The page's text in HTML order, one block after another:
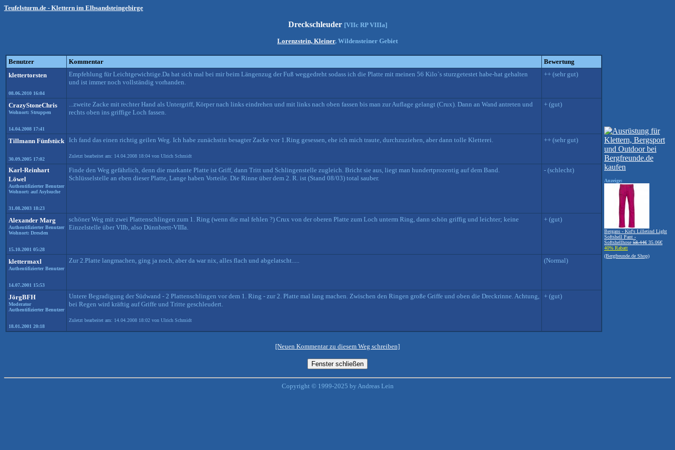
Teufelsturm.de - Klettern im Elbsandsteingebirge
Dreckschleuder [VIIc RP VIIIa]
Lorenzstein, Kleiner, Wildensteiner Gebiet
Benutzer Kommentar
Bewertung
klettertorsten
08.06.2010 16:04
Empfehlung für Leichtgewichtige.Da hat sich mal bei mir beim Längenzug der Fuß weggedreht sodass ich die Platte mit meinen 56 Kilo`s sturzgetestet habe-hat gehalten
und ist immer noch vollständig vorhanden.
++ (sehr gut)
CrazyStoneChris
Wohnort: Struppen
14.04.2008 17:41
...zweite Zacke mit rechter Hand als Untergriff, Körper nach links eindrehen und mit links nach oben fassen bis man zur Auflage gelangt (Crux). Dann an Wand antreten und
rechts oben ins griffige Loch fassen.
+ (gut)
Tillmann Fünfstück
30.09.2005 17:02
Ich fand das einen richtig geilen Weg. Ich habe zunächstin besagter Zacke vor 1.Ring gesessen, ehe ich mich traute, durchzuziehen, aber dann tolle Kletterei.
Zuletzt bearbeitet am: 14.04.2008 18:04 von Ulrich Schmidt
++ (sehr gut)
Karl-Reinhart
Löwel
Authentifizierter Benutzer
Wohnort: auf Asylsuche
31.08.2003 18:23
Finde den Weg gefährlich, denn die markante Platte ist Griff, dann Tritt und Schlingenstelle zugleich. Bricht sie aus, liegt man hundertprozentig auf dem Band.
Schlüsselstelle an eben dieser Platte, Lange haben Vorteile. Die Rinne über dem 2. R. ist (Stand 08/03) total sauber.
- (schlecht)
Alexander Marg
Authentifizierter Benutzer
Wohnort: Dresden
15.10.2001 05:28
schöner Weg mit zwei Plattenschlingen zum 1. Ring (wenn die mal fehlen ?) Crux von der oberen Platte zum Loch unterm Ring, dann schön griffig und leichter; keine
Einzelstelle über VIIb, also Dünnbrett-VIIIa.
+ (gut)
klettermaxl
Authentifizierter Benutzer
14.07.2001 15:53
Zur 2.Platte langmachen, ging ja noch, aber da war nix, alles flach und abgelatscht..... (Normal)
JörgBFH
Moderator
Authentifizierter Benutzer
18.01.2001 20:18
Untere Begradigung der Südwand - 2 Plattenschlingen vor dem 1. Ring - zur 2. Platte mal lang machen. Zwischen den Ringen große Griffe und oben die Dreckrinne. Achtung,
bei Regen wird kräftig auf Griffe und Tritte geschleudert.
Zuletzt bearbeitet am: 14.04.2008 18:02 von Ulrich Schmidt
+ (gut)
Anzeige:
Bergans - Kid's Lilletind Light
Softshell Pant -
Softshellhose 58.44€ 35.06€
40% Rabatt
(Bergfreunde.de Shop)
[Neuen Kommentar zu diesem Weg schreiben]
Copyright © 1999-2025 by Andreas Lein